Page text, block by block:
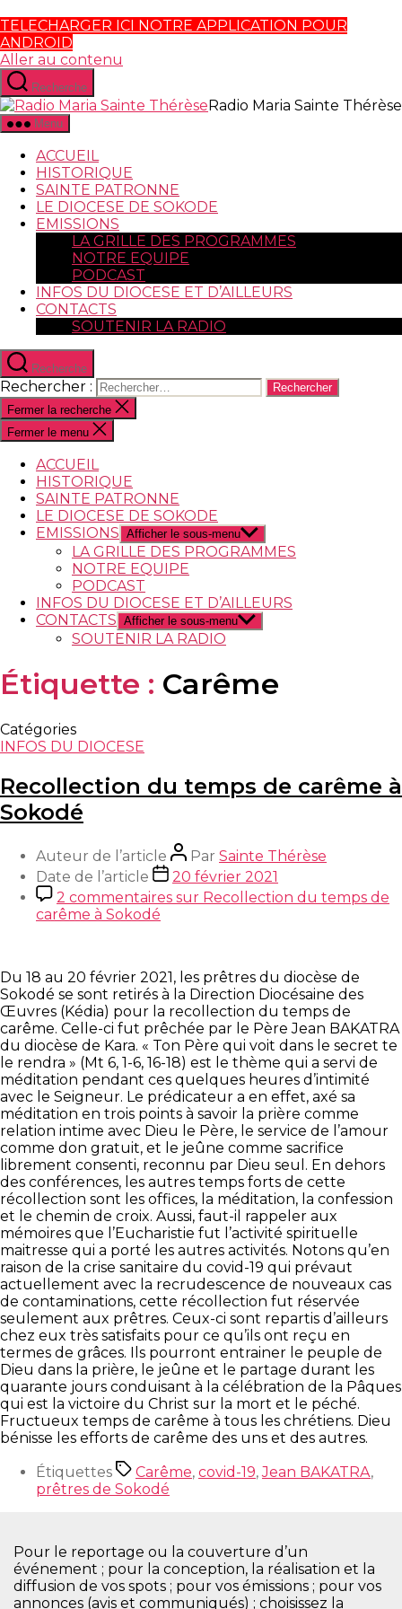
TELECHARGER ICI NOTRE APPLICATION POUR
ANDROID
Aller au contenu
Recherche
Radio Maria Sainte Thérèse
Menu
ACCUEIL
HISTORIQUE
SAINTE PATRONNE
LE DIOCESE DE SOKODE
EMISSIONS
LA GRILLE DES PROGRAMMES
NOTRE EQUIPE
PODCAST
INFOS DU DIOCESE ET D’AILLEURS
CONTACTS
SOUTENIR LA RADIO
Recherche
Rechercher :
Fermer la recherche
Fermer le menu
ACCUEIL
HISTORIQUE
SAINTE PATRONNE
LE DIOCESE DE SOKODE
EMISSIONS Afficher le sous-menu
LA GRILLE DES PROGRAMMES
NOTRE EQUIPE
PODCAST
INFOS DU DIOCESE ET D’AILLEURS
CONTACTS Afficher le sous-menu
SOUTENIR LA RADIO
Étiquette : Carême
Catégories
INFOS DU DIOCESE
Recollection du temps de carême à
Sokodé
Auteur de l’article Par Sainte Thérèse
Date de l’article
20 février 2021
2 commentaires sur Recollection du temps de
carême à Sokodé
Du 18 au 20 février 2021, les prêtres du diocèse de
Sokodé se sont retirés à la Direction Diocésaine des
Œuvres (Kédia) pour la recollection du temps de
carême. Celle-ci fut prêchée par le Père Jean BAKATRA
du diocèse de Kara. « Ton Père qui voit dans le secret te
le rendra » (Mt 6, 1-6, 16-18) est le thème qui a servi de
méditation pendant ces quelques heures d’intimité
avec le Seigneur. Le prédicateur a en effet, axé sa
méditation en trois points à savoir la prière comme
relation intime avec Dieu le Père, le service de l’amour
comme don gratuit, et le jeûne comme sacrifice
librement consenti, reconnu par Dieu seul. En dehors
des conférences, les autres temps forts de cette
récollection sont les offices, la méditation, la confession
et le chemin de croix. Aussi, faut-il rappeler aux
mémoires que l’Eucharistie fut l’activité spirituelle
maitresse qui a porté les autres activités. Notons qu’en
raison de la crise sanitaire du covid-19 qui prévaut
actuellement avec la recrudescence de nouveaux cas
de contaminations, cette récollection fut réservée
seulement aux prêtres. Ceux-ci sont repartis d’ailleurs
chez eux très satisfaits pour ce qu’ils ont reçu en
termes de grâces. Ils pourront entrainer le peuple de
Dieu dans la prière, le jeûne et le partage durant les
quarante jours conduisant à la célébration de la Pâques
qui est la victoire du Christ sur la mort et le péché.
Fructueux temps de carême à tous les chrétiens. Dieu
bénisse les efforts de carême des uns et des autres.
Étiquettes
Carême, covid-19,Jean BAKATRA,
prêtres de Sokodé
Pour le reportage ou la couverture d’un
événement ; pour la conception, la réalisation et la
diffusion de vos spots ; pour vos émissions ; pour vos
annonces (avis et communiqués) ; choisissez la